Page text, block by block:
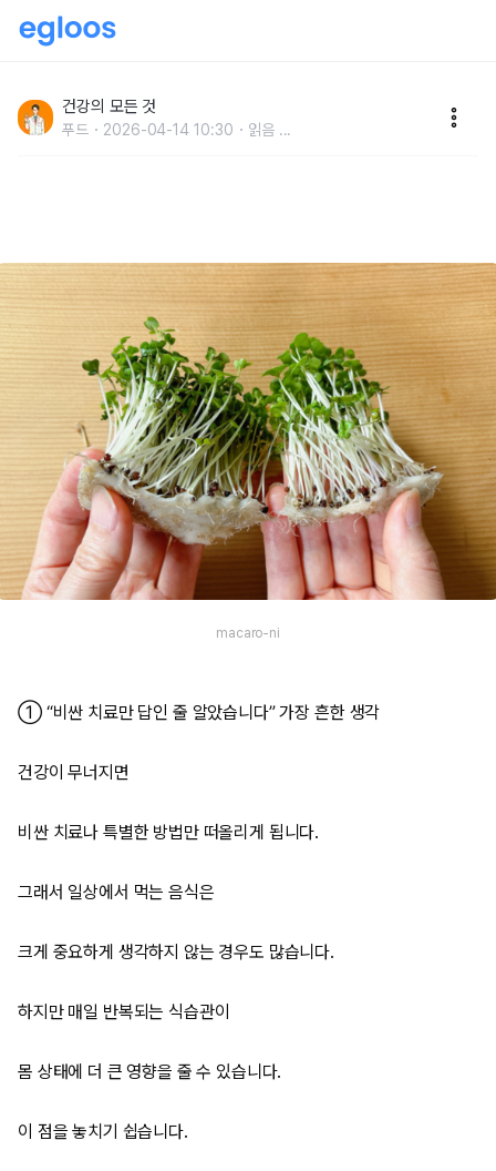
필요 없습니다.
건강의 모든 것
푸드 2026-04-14 10:30 읽음 ...
macaro-ni
① “비싼 치료만 답인 줄 알았습니다” 가장 흔한 생각
건강이 무너지면
비싼 치료나 특별한 방법만 떠올리게 됩니다.
그래서 일상에서 먹는 음식은
크게 중요하게 생각하지 않는 경우도 많습니다.
하지만 매일 반복되는 식습관이
몸 상태에 더 큰 영향을 줄 수 있습니다.
이 점을 놓치기 쉽습니다.